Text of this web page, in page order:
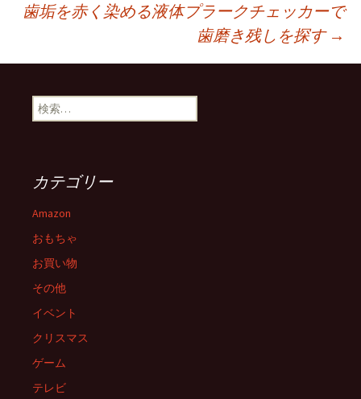
稿
ナ
ビ
ゲ
ー
シ
ョ
ン
歯垢を赤く染める液体プラークチェッカーで
歯磨き残しを探す →
検
索:
カテゴリー
Amazon
おもちゃ
お買い物
その他
イベント
クリスマス
ゲーム
テレビ